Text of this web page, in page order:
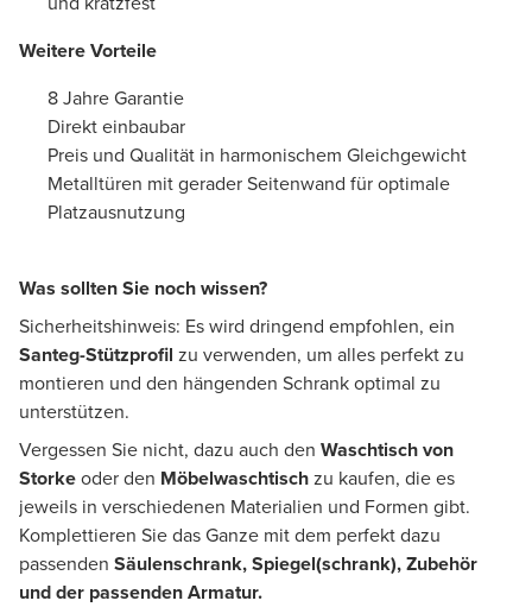
Weitere Vorteile
8 Jahre Garantie
Direkt einbaubar
Preis und Qualität in harmonischem Gleichgewicht
Metalltüren mit gerader Seitenwand für optimale
Platzausnutzung
Was sollten Sie noch wissen?
Sicherheitshinweis: Es wird dringend empfohlen, ein
Santeg-Stützprofil zu verwenden, um alles perfekt zu
montieren und den hängenden Schrank optimal zu
unterstützen.
Vergessen Sie nicht, dazu auch den Waschtisch von
Storkeoder den Möbelwaschtischzu kaufen, die es
jeweils in verschiedenen Materialien und Formen gibt.
Komplettieren Sie das Ganze mit dem perfekt dazu
passenden Säulenschrank, Spiegel(schrank), Zubehör
und der passenden Armatur.